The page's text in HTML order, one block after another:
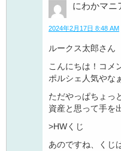
にわかマニ
2024年2月17日 8:48 AM
ルークス太郎さん
こんにちは！コメ
ポルシェ人気やな
ただやっぱちょっ
資産と思って手を
>HWくじ
あのですね、くじ